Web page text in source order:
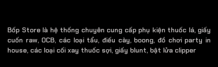
Bốp Store là hệ thống chuyên cung cấp phụ kiện thuốc lá, giấy
cuốn raw, OCB, các loại tẩu, điếu cày, boong, đồ chơi party in
house, các loại cối xay thuốc sợi, giấy blunt, bật lửa clipper